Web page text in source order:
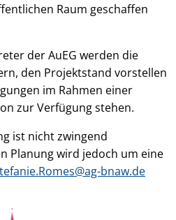
Raum geschaffen
der AuEG werden die
den Projektstand vorstellen
im Rahmen einer
zur Verfügung stehen.
ist nicht zwingend
Planung wird jedoch um eine
bnaw.de